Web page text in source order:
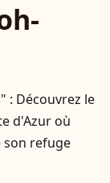
: Découvrez le
d'Azur où
son refuge